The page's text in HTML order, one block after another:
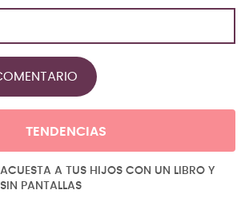
TENDENCIAS
ACUESTA A TUS HIJOS CON UN LIBRO Y
SIN PANTALLAS